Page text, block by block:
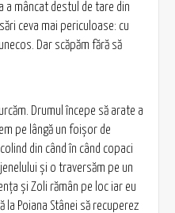
a mâncat destul de tare din
ceva mai periculoase: cu
Dar scăpăm fără să
Drumul începe să arate a
pe lângă un foişor de
din când în când copaci
şi o traversăm pe un
şi Zoli rămân pe loc iar eu
la Poiana Stânei să recuperez